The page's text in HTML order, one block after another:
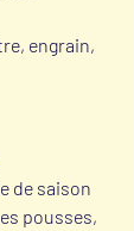
engrain,
de saison
pousses,